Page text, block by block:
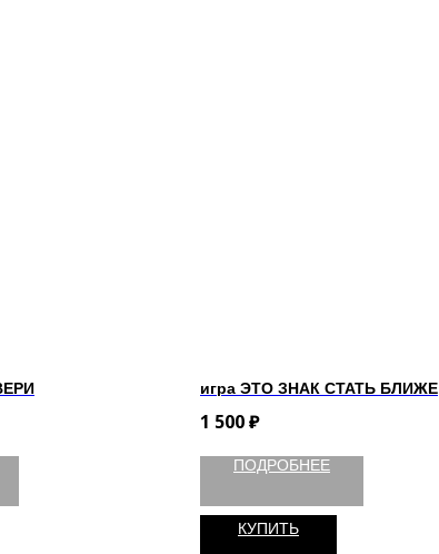
игра ЭТО ЗНАК СТАТЬ БЛИЖЕ
1 500₽
ПОДРОБНЕЕ
КУПИТЬ